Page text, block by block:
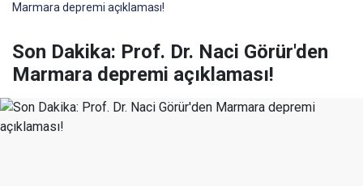
Marmara depremi açıklaması!
Son Dakika: Prof. Dr. Naci Görür'den
Marmara depremi açıklaması!